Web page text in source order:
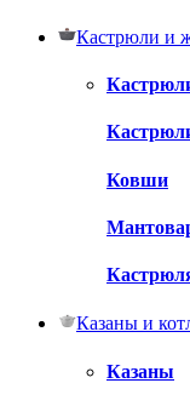
Кастрюли и
Ковши
Казаны и
Казаны